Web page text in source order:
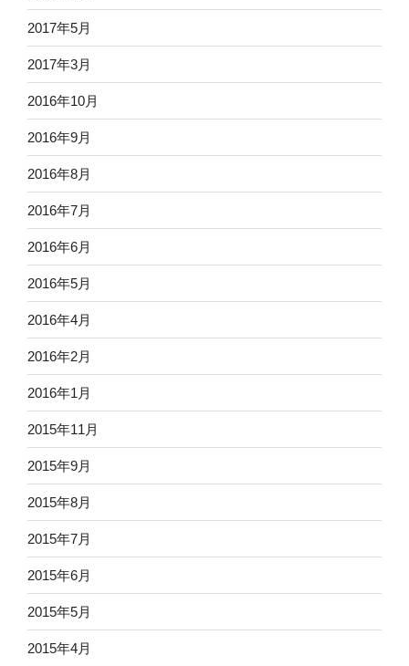
2017年5月
2017年3月
2016年10月
2016年9月
2016年8月
2016年7月
2016年6月
2016年5月
2016年4月
2016年2月
2016年1月
2015年11月
2015年9月
2015年8月
2015年7月
2015年6月
2015年5月
2015年4月